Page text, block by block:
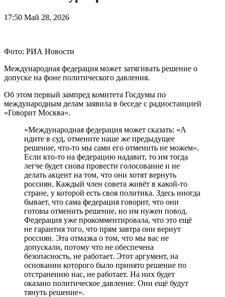
17:50 Май 28, 2026
Фото: РИА Новости
Международная федерация может затягивать решение о
допуске на фоне политического давления.
Об этом первый зампред комитета Госдумы по
международным делам заявила в беседе с радиостанцией
«Говорит Москва».
«Международная федерация может сказать: «А
идите в суд, отмените наше же предыдущее
решение, что-то мы сами его отменить не можем».
Если кто-то на федерацию надавит, то им тогда
легче будет снова провести голосование и не
делать акцент на том, что они хотят вернуть
россиян. Каждый член совета живёт в какой-то
стране, у которой есть своя политика. Здесь иногда
бывает, что сама федерация говорит, что они
готовы отменить решение, но им нужен повод.
Федерация уже прокомментировала, что это ещё
не гарантия того, что прям завтра они вернут
россиян. Эта отмазка о том, что мы вас не
допускали, потому что не обеспечена
безопасность, не работает. Этот аргумент, на
основании которого было принято решение по
отстранению нас, не работает. На них будет
оказано политическое давление. Они ещё будут
тянуть решение».